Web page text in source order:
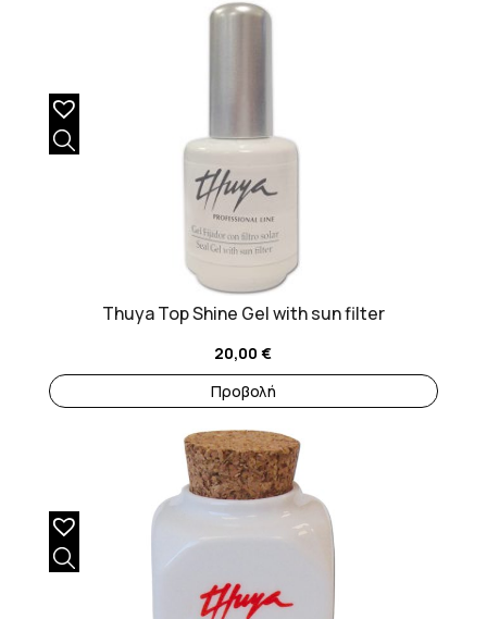
Thuya Top Shine Gel with sun filter
20,00€
Προβολή